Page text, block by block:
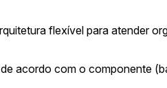
flexível para atender
acordo com o componente